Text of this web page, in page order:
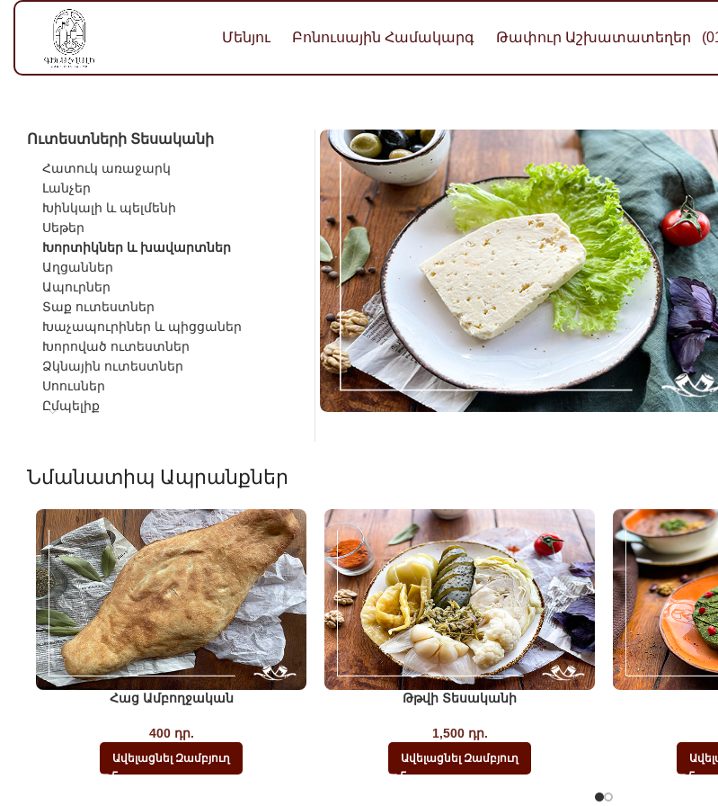
Մենյու Բոնուսային Համակարգ Թափուր Աշխատատեղեր
Ուտեստների Տեսականի
Հատուկ առաջարկ
Լանչեր
Խինկալի և պելմենի
Սեթեր
Խորտիկներ և խավարտներ
Աղցաններ
Ապուրներ
Տաք ուտեստներ
Խաչապուրիներ և պիցցաներ
Խորոված ուտեստներ
Ձկնային ուտեստներ
Սոուսներ
Ըմպելիք
Նմանատիպ Ապրանքներ
Հաց Ամբողջական
400դր.
Ավելացնել Զամբյուղ
Թթվի Տեսականի
1,500դր.
Ավելացնել Զամբյուղ